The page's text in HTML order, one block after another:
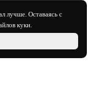
лучше. Оставаясь с
куки.